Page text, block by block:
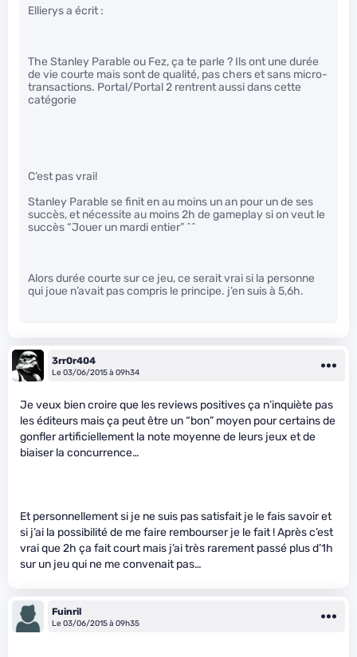
Ellierys a écrit :
The Stanley Parable ou Fez, ça te parle ? Ils ont une durée
de vie courte mais sont de qualité, pas chers et sans micro-
transactions. Portal/Portal 2 rentrent aussi dans cette
catégorie
C’est pas vrai!
Stanley Parable se finit en au moins un an pour un de ses
succès, et nécessite au moins 2h de gameplay si on veut le
succès “Jouer un mardi entier” ^^
Alors durée courte sur ce jeu, ce serait vrai si la personne
qui joue n’avait pas compris le principe. j’en suis à 5,6h.
3rr0r404
Le 03/06/2015 à 09h34
Je veux bien croire que les reviews positives ça n’inquiète pas
les éditeurs mais ça peut être un “bon” moyen pour certains de
gonfler artificiellement la note moyenne de leurs jeux et de
biaiser la concurrence…
Et personnellement si je ne suis pas satisfait je le fais savoir et
si j’ai la possibilité de me faire rembourser je le fait ! Après c’est
vrai que 2h ça fait court mais j’ai très rarement passé plus d’1h
sur un jeu qui ne me convenait pas…
Fuinril
Le 03/06/2015 à 09h35